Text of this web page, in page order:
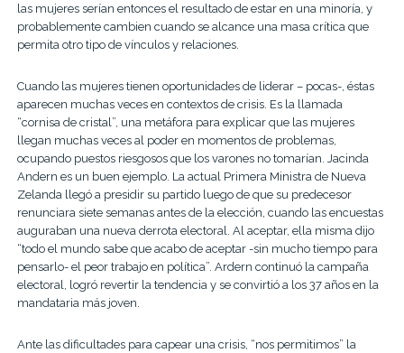
las mujeres serían entonces el resultado de estar en una minoría, y
probablemente cambien cuando se alcance una masa crítica que
permita otro tipo de vínculos y relaciones.
Cuando las mujeres tienen oportunidades de liderar – pocas-, éstas
aparecen muchas veces en contextos de crisis. Es la llamada
“cornisa de cristal”, una metáfora para explicar que las mujeres
llegan muchas veces al poder en momentos de problemas,
ocupando puestos riesgosos que los varones no tomarían. Jacinda
Andern es un buen ejemplo. La actual Primera Ministra de Nueva
Zelanda llegó a presidir su partido luego de que su predecesor
renunciara siete semanas antes de la elección, cuando las encuestas
auguraban una nueva derrota electoral. Al aceptar, ella misma dijo
“todo el mundo sabe que acabo de aceptar -sin mucho tiempo para
pensarlo- el peor trabajo en política”. Ardern continuó la campaña
electoral, logró revertir la tendencia y se convirtió a los 37 años en la
mandataria más joven.
Ante las dificultades para capear una crisis, “nos permitimos” la